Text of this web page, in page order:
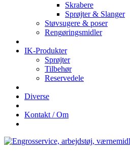
Skrabere
Sprøjter & Slanger
Støvsugere & poser
Rengøringsmidler
IK-Produkter
Sprøjter
Tilbehør
Reservedele
Diverse
Kontakt / Om